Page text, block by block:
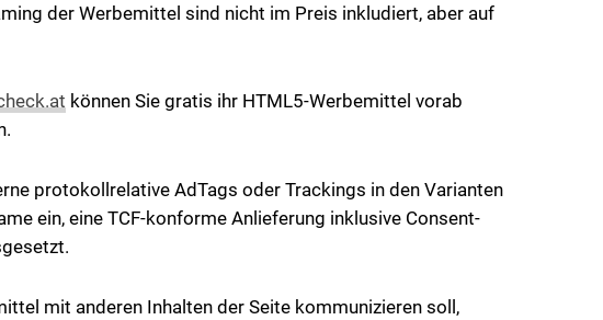
der Werbemittel sind nicht im Preis inkludiert, aber auf
können Sie gratis ihr HTML5-Werbemittel vorab
protokollrelative AdTags oder Trackings in den Varianten
ein, eine TCF-konforme Anlieferung inklusive Consent-
mit anderen Inhalten der Seite kommunizieren soll,